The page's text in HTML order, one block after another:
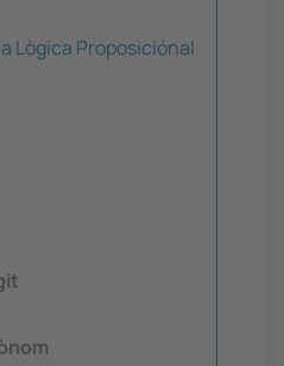
Lògica Proposiciónal